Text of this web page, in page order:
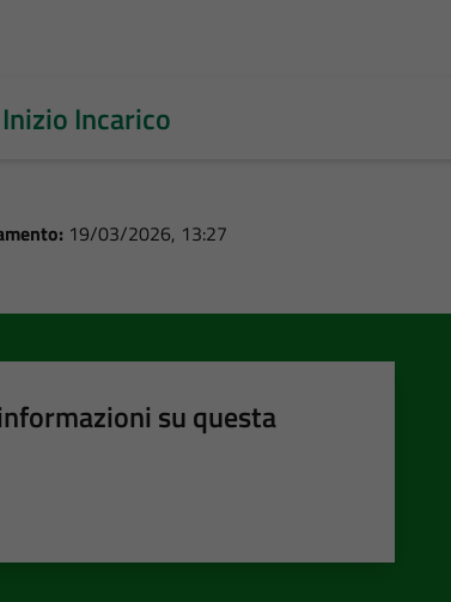
Inizio Incarico
19/03/2026, 13:27
su questa